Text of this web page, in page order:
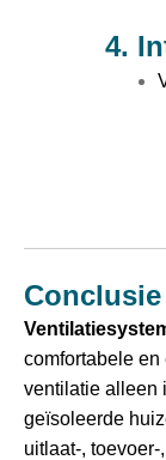
4.
Conclusie
comfortabele
ventilatie alleen
geïsoleerde
uitlaat-,